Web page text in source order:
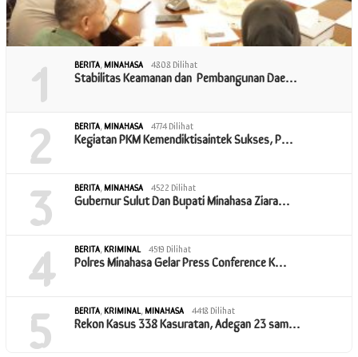
1 BERITA,MINAHASA 4808 Dilihat
Stabilitas Keamanan dan Pembangunan Dae…
2 BERITA,MINAHASA 4774 Dilihat
Kegiatan PKM Kemendiktisaintek Sukses, P…
3 BERITA,MINAHASA 4522 Dilihat
Gubernur Sulut Dan Bupati Minahasa Ziara…
4 BERITA,KRIMINAL 4519 Dilihat
Polres Minahasa Gelar Press Conference K…
5 BERITA,KRIMINAL,MINAHASA 4418 Dilihat
Rekon Kasus 338 Kasuratan, Adegan 23 sam…